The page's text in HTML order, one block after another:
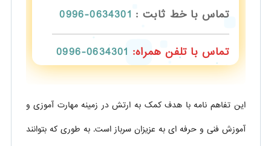
تماس با خط ثابت : 0634301-0996
تماس با تلفن همراه: 0634301-0996
این تفاهم نامه با هدف کمک به ارتش در زمینه مهارت آموزی و
آموزش فنی و حرفه ای به عزیزان سرباز است. به طوری که بتوانند